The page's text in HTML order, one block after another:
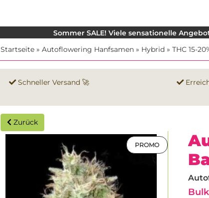
Sommer SALE! Viele sensationelle
Startseite » Autoflowering Hanfsamen » Hybrid » THC 15-
Schneller Versand 🚀
Zurück
PROMO